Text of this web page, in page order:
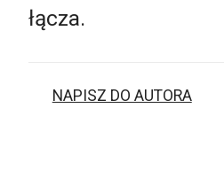
łącza.
NAPISZ DO AUTORA